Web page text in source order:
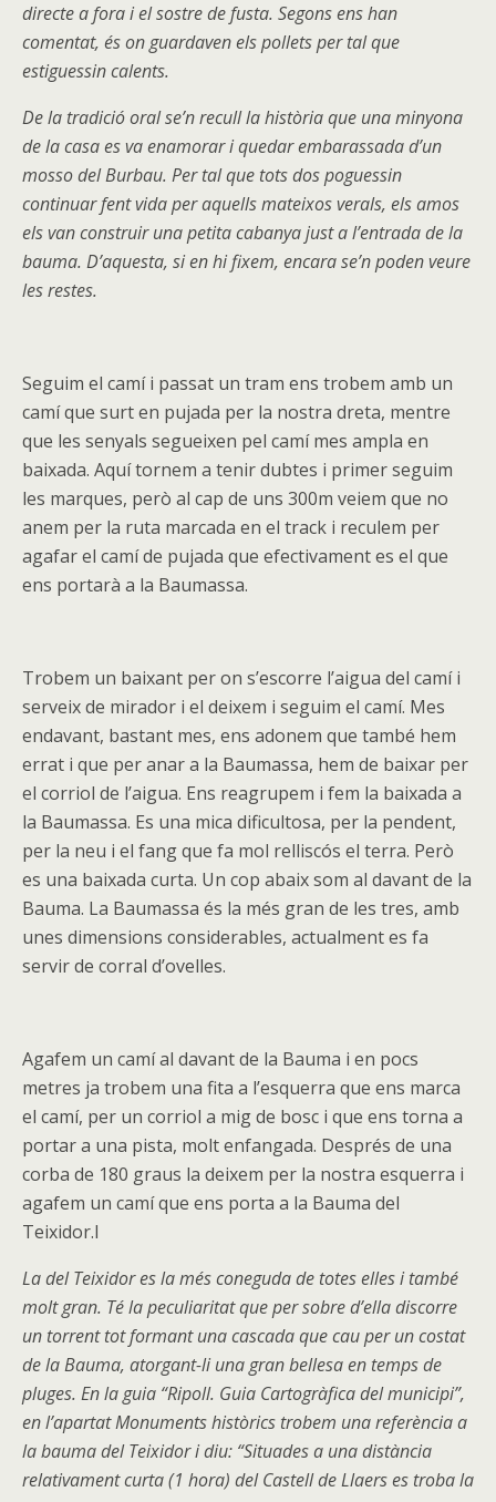
directe a fora i el sostre de fusta. Segons ens han
comentat, és on guardaven els pollets per tal que
estiguessin calents.
De la tradició oral se’n recull la història que una minyona
de la casa es va enamorar i quedar embarassada d’un
mosso del Burbau. Per tal que tots dos poguessin
continuar fent vida per aquells mateixos verals, els amos
els van construir una petita cabanya just a l’entrada de la
bauma. D’aquesta, si en hi fixem, encara se’n poden veure
les restes.
Seguim el camí i passat un tram ens trobem amb un
camí que surt en pujada per la nostra dreta, mentre
que les senyals segueixen pel camí mes ampla en
baixada. Aquí tornem a tenir dubtes i primer seguim
les marques, però al cap de uns 300m veiem que no
anem per la ruta marcada en el track i reculem per
agafar el camí de pujada que efectivament es el que
ens portarà a la Baumassa.
Trobem un baixant per on s’escorre l’aigua del camí i
serveix de mirador i el deixem i seguim el camí. Mes
endavant, bastant mes, ens adonem que també hem
errat i que per anar a la Baumassa, hem de baixar per
el corriol de l’aigua. Ens reagrupem i fem la baixada a
la Baumassa. Es una mica dificultosa, per la pendent,
per la neu i el fang que fa mol relliscós el terra. Però
es una baixada curta. Un cop abaix som al davant de la
Bauma. La Baumassa és la més gran de les tres, amb
unes dimensions considerables, actualment es fa
servir de corral d’ovelles.
Agafem un camí al davant de la Bauma i en pocs
metres ja trobem una fita a l’esquerra que ens marca
el camí, per un corriol a mig de bosc i que ens torna a
portar a una pista, molt enfangada. Després de una
corba de 180 graus la deixem per la nostra esquerra i
agafem un camí que ens porta a la Bauma del
Teixidor.l
La del Teixidor es la més coneguda de totes elles i també
molt gran. Té la peculiaritat que per sobre d’ella discorre
un torrent tot formant una cascada que cau per un costat
de la Bauma, atorgant-li una gran bellesa en temps de
pluges. En la guia “Ripoll. Guia Cartogràfica del municipi”,
en l’apartat Monuments històrics trobem una referència a
la bauma del Teixidor i diu: “Situades a una distància
relativament curta (1 hora) del Castell de Llaers es troba la